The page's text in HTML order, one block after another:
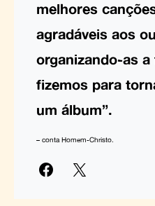
melhores
agradáveis aos
organizando-as
fizemos para
um álbum”.
– conta Homem-Christo.